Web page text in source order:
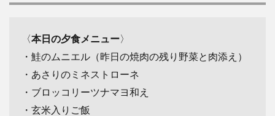
〈本日の夕食メニュー〉
・鮭のムニエル（昨日の焼肉の残り野菜と肉添え）
・あさりのミネストローネ
・ブロッコリーツナマヨ和え
・玄米入りご飯